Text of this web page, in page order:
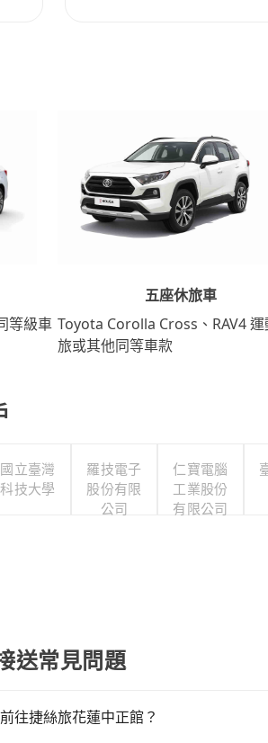
等級車
五座休旅車
Toyota Corolla Cross、RAV4
旅或其他同等車款
國立臺灣
科技大學
羅技電子
股份有限
公司
仁寶電腦
工業股份
有限公司
送常見問題
往捷絲旅花蓮中正館？